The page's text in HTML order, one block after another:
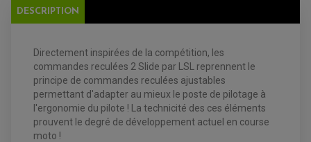
BOITIER CDI QUAD ET SSV
CHARGEUR DE BATTERIE QUAD / SSV
COMPTEUR QUAD / SSV
DÉMARREUR
ECLAIRAGE LED / HALOGÈNE
STATOR ET REDRESSEUR / REGULATEUR
VENTILATEUR DE RADIATEUR
EQUIPEMENT FREINAGE QUAD / SSV
DISQUE DE FREIN QUAD / SSV
KIT DURITE DE FREIN QUAD
PNEUMATIQUE
MOUSSE
DESCRIPTION
Directement inspirées de la compétition, les
commandes reculées 2 Slide par LSL reprennent le
principe de commandes reculées ajustables
permettant d'adapter au mieux le poste de pilotage à
l'ergonomie du pilote ! La technicité des ces éléments
prouvent le degré de développement actuel en course
moto !